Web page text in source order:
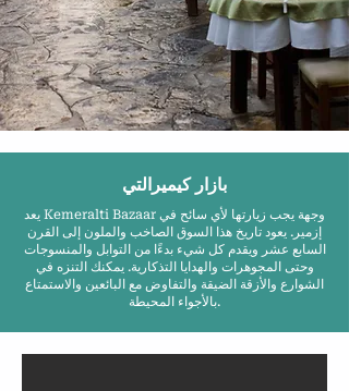
بازار كيميرالتي
يعد Kemeralti Bazaar وجهة يجب زيارتها لأي سائح في
إزمير. يعود تاريخ هذا السوق الصاخب والملون إلى القرن
السابع عشر ويقدم كل شيء بدءًا من التوابل والمنسوجات
وحتى المجوهرات والهدايا التذكارية. يمكنك التنزه في
الشوارع والأزقة الضيقة والتفاوض مع البائعين والاستمتاع
بالأجواء المحيطة.